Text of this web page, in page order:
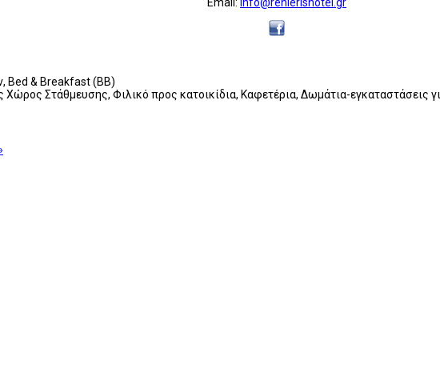
Bed & Breakfast (BB)
Χώρος Στάθμευσης, Φιλικό προς κατοικίδια, Καφετέρια, Δωμάτια-εγκαταστάσεις